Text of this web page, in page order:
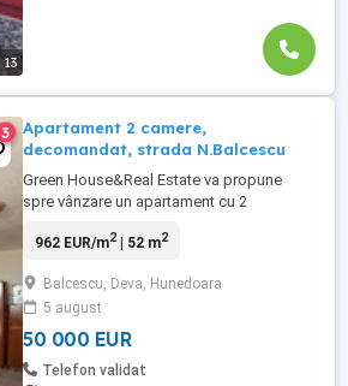
13
3
Apartament 2 camere,
decomandat, strada N.Balcescu
Green House&Real Estate va propune
spre vânzare un apartament cu 2
strada Nicolae Balcescu . Detalii: -centrală
decomandat -balcon -mobilat și utilat -
suprafață 52 mp PREȚ: 50.000
Contacteaza-ne pentru mai multe detalii
962 EUR/m2| 52 m2
Balcescu, Deva, Hunedoara
5 august
50 000 EUR
Telefon validat